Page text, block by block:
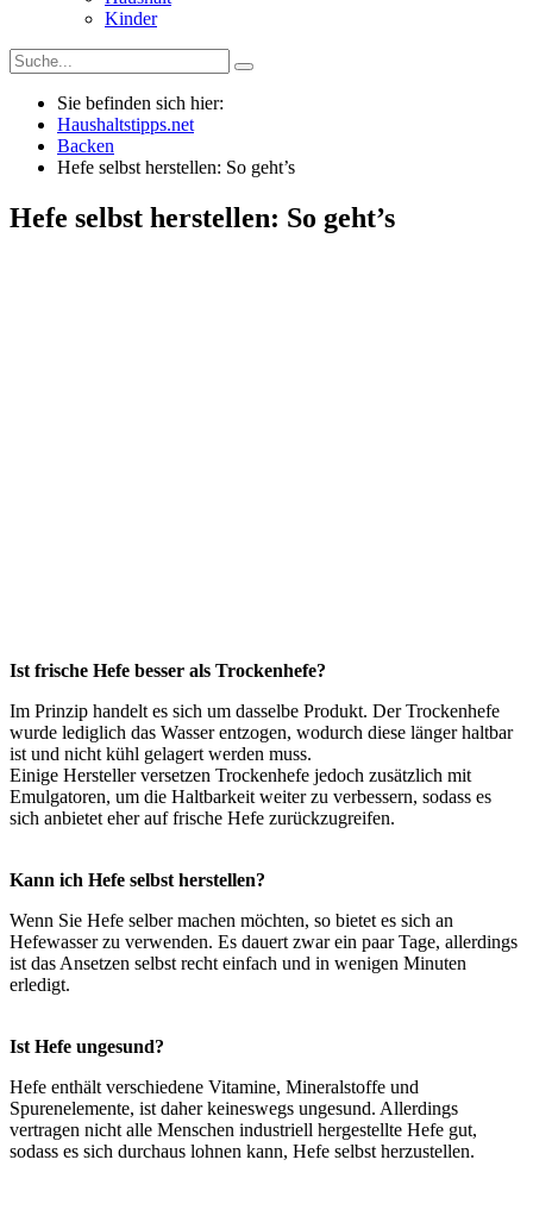
Kinder
Sie befinden sich hier:
Haushaltstipps.net
Backen
Hefe selbst herstellen: So geht’s
Hefe selbst herstellen: So geht’s
Ist frische Hefe besser als Trockenhefe?
Im Prinzip handelt es sich um dasselbe Produkt. Der Trockenhefe
wurde lediglich das Wasser entzogen, wodurch diese länger haltbar
ist und nicht kühl gelagert werden muss.
Einige Hersteller versetzen Trockenhefe jedoch zusätzlich mit
Emulgatoren, um die Haltbarkeit weiter zu verbessern, sodass es
sich anbietet eher auf frische Hefe zurückzugreifen.
Kann ich Hefe selbst herstellen?
Wenn Sie Hefe selber machen möchten, so bietet es sich an
Hefewasser zu verwenden. Es dauert zwar ein paar Tage, allerdings
ist das Ansetzen selbst recht einfach und in wenigen Minuten
erledigt.
Ist Hefe ungesund?
Hefe enthält verschiedene Vitamine, Mineralstoffe und
Spurenelemente, ist daher keineswegs ungesund. Allerdings
vertragen nicht alle Menschen industriell hergestellte Hefe gut,
sodass es sich durchaus lohnen kann, Hefe selbst herzustellen.